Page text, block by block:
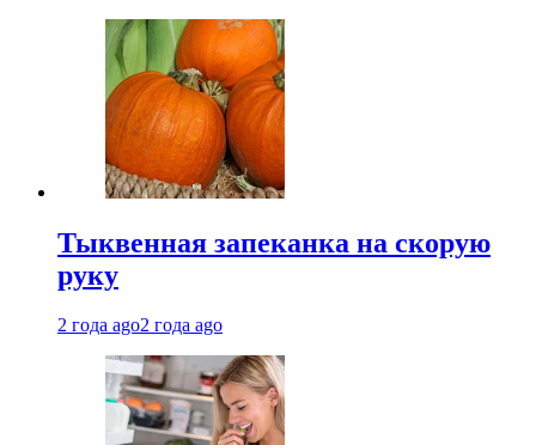
Тыквенная запеканка на скорую
руку
2 года ago2 года ago